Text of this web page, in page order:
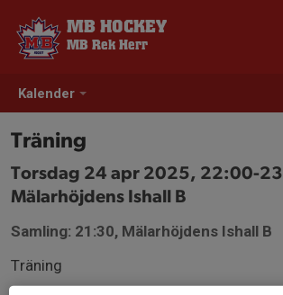
Kalender
MB HOCKEY
MB Rek Herr
Träning
Torsdag 24 apr 2025, 22:00-
Mälarhöjdens Ishall B
Samling: 21:30, Mälarhöjdens Ishall B
Träning